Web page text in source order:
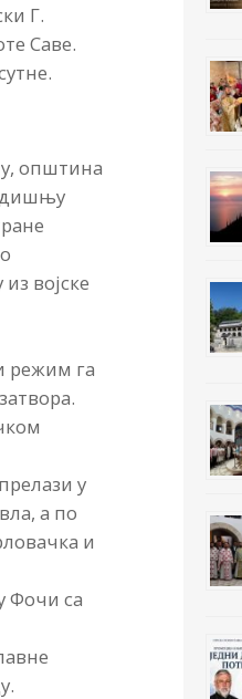
Г.
Саве.
општина
војске
режим га
у
а по
и
Фочи са